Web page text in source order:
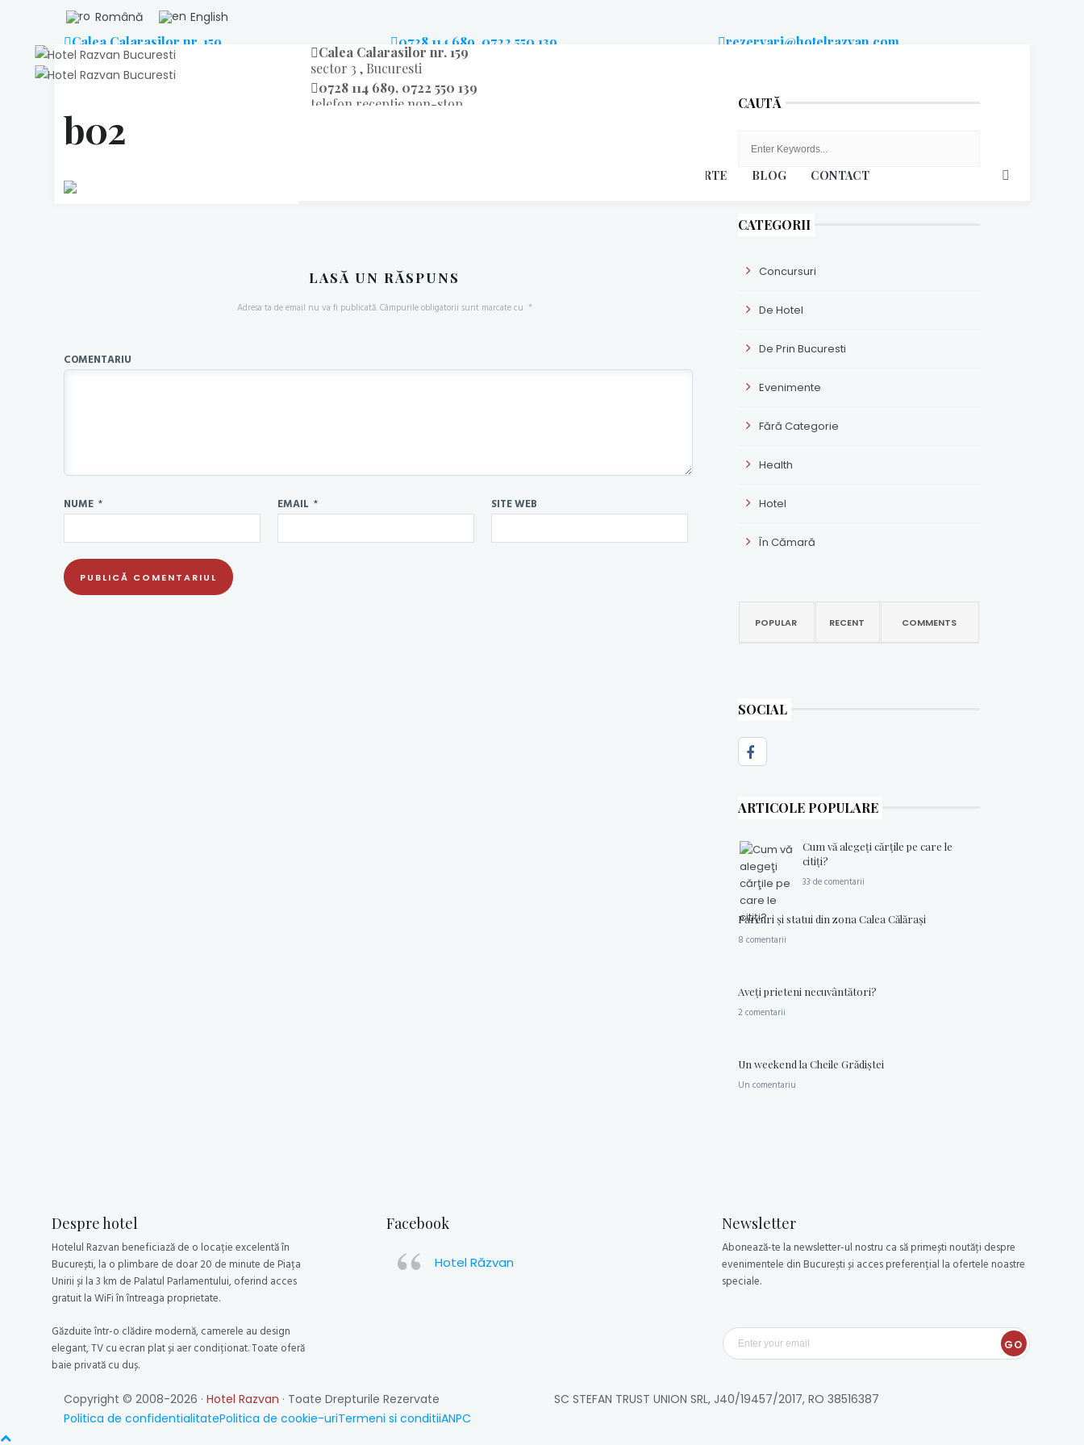
Română English
Calea Calarasilor nr. 159
sector 3 , Bucuresti
0728 114 689, 0722 550 139
telefon receptie non-stop
rezervari@hotelrazvan.com
Calea Calarasilor nr. 159
sector 3 , Bucuresti
0728 114 689, 0722 550 139
telefon receptie non-stop
OFERTE BLOG CONTACT
b02
LASĂ UN RĂSPUNS
Adresa ta de email nu va fi publicată.Câmpurile obligatorii sunt marcate cu *
COMENTARIU
NUME * EMAIL * SITE WEB
CAUTĂ
CATEGORII
Concursuri
De Hotel
De Prin Bucuresti
Evenimente
Fără Categorie
Health
Hotel
În Cămară
POPULAR RECENT COMMENTS
SOCIAL
ARTICOLE POPULARE
Cum vă alegeţi cărţile pe care le
citiţi?
33 de comentarii
Parcuri şi statui din zona Calea Călăraşi
8 comentarii
Aveţi prieteni necuvântători?
2 comentarii
Un weekend la Cheile Grădiştei
Un comentariu
Despre hotel
Hotelul Razvan beneficiază de o locație excelentă în
București, la o plimbare de doar 20 de minute de Piața
Unirii și la 3 km de Palatul Parlamentului, oferind acces
gratuit la WiFi în întreaga proprietate.
Găzduite într-o clădire modernă, camerele au design
elegant, TV cu ecran plat și aer condiționat. Toate oferă
baie privată cu duș.
Facebook
Hotel Răzvan
Newsletter
Abonează-te la newsletter-ul nostru ca să primești noutăți despre
evenimentele din București și acces preferențial la ofertele noastre
speciale.
GO
Copyright © 2008-2026 · Hotel Razvan · Toate Drepturile Rezervate
Politica de confidentialitatePolitica de cookie-uriTermeni si conditiiANPC
SC STEFAN TRUST UNION SRL, J40/19457/2017, RO 38516387